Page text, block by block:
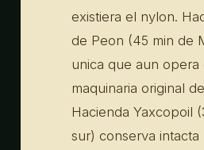
existiera el nylon.
de Peon (45 min de
unica que aun opera
maquinaria original
Hacienda Yaxcopoil
sur) conserva intacta